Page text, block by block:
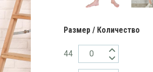
Размер / Количество
44